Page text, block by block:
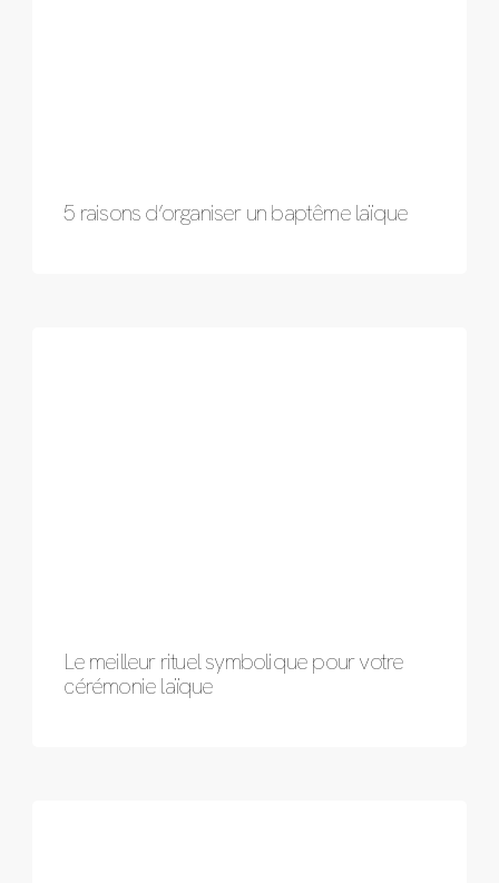
5 raisons d’organiser un baptême laïque
Le meilleur rituel symbolique pour votre
cérémonie laïque